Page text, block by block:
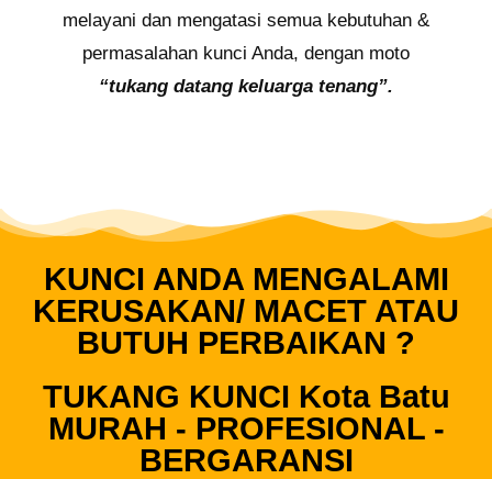
melayani dan mengatasi semua kebutuhan &
permasalahan kunci Anda, dengan moto
“tukang datang keluarga tenang”.
KUNCI ANDA MENGALAMI
KERUSAKAN/ MACET ATAU
BUTUH PERBAIKAN ?
TUKANG KUNCI Kota Batu
MURAH - PROFESIONAL -
BERGARANSI